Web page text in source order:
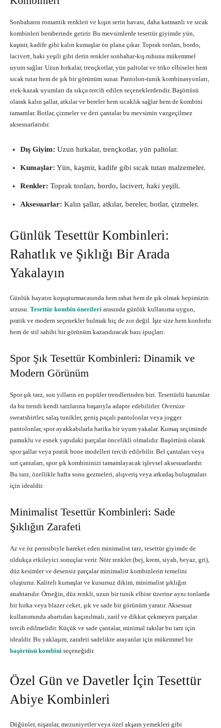
Sonbaharın romantik renkleri ve kışın serin havası, daha katmanlı ve sıcak
kombinleri beraberinde getirir. Bu mevsimlerde tesettür giyimde yün,
kaşmir, kadife gibi kalın kumaşlar ön plana çıkar. Toprak tonları, bordo,
lacivert, haki yeşili gibi derin renkler sonbahar-kış ruhuna mükemmel
uyum sağlar. Uzun hırkalar, trençkotlar, yün paltolar ve triko elbiseler hem
sıcak tutar hem de şık bir görünüm sunar. Pantolon-tunik kombinasyonları,
etek-kazak uyumları da sıkça tercih edilen seçeneklerdendir. Başörtüsü
olarak kalın şallar, atkılar ve bereler hem sıcaklık sağlar hem de kombini
tamamlar. Botlar, çizmeler ve deri çantalar bu mevsimin vazgeçilmez
aksesuarlarıdır.
Dış Giyim: Uzun hırkalar, trençkotlar, yün paltolar.
Kumaşlar: Yün, kaşmir, kadife gibi sıcak tutan malzemeler.
Renkler: Toprak tonları, bordo, lacivert, haki yeşili.
Aksesuarlar: Kalın şallar, atkılar, bereler, botlar, çizmeler.
Günlük Tesettür Kombinleri:
Rahatlık ve Şıklığı Bir Arada
Yakalayın
Günlük hayatın koşuşturmacasında hem rahat hem de şık olmak hepimizin
arzusu. Tesettür kombin önerileri arasında günlük kullanıma uygun,
pratik ve modern seçenekler bulmak hiç de zor değil. İşte size hem konforlu
hem de stil sahibi bir görünüm kazandıracak bazı ipuçları:
Spor Şık Tesettür Kombinleri: Dinamik ve
Modern Görünüm
Spor şık tarz, son yılların en popüler trendlerinden biri. Tesettürlü hanımlar
da bu trendi kendi tarzlarına başarıyla adapte edebilirler. Oversize
sweatshirtler, salaş tunikler, geniş paçalı pantolonlar veya jogger
pantolonlar, spor ayakkabılarla harika bir uyum yakalar. Kumaş seçiminde
pamuklu ve esnek yapıdaki parçalar öncelikli olmalıdır. Başörtüsü olarak
spor şallar veya pratik bone modelleri tercih edilebilir. Bel çantaları veya
sırt çantaları, spor şık kombininizi tamamlayacak işlevsel aksesuarlardır.
Bu tarz, özellikle hafta sonu gezmeleri, alışveriş veya arkadaş buluşmaları
için idealdir.
Minimalist Tesettür Kombinleri: Sade
Şıklığın Zarafeti
Az ve öz prensibiyle hareket eden minimalist tarz, tesettür giyimde de
oldukça etkileyici sonuçlar verir. Nötr renkler (bej, krem, siyah, beyaz, gri),
düz kesimler ve desensiz parçalar minimalist kombinlerin temelini
oluşturur. Kaliteli kumaşlar ve kusursuz dikim, minimalist şıklığın
anahtarıdır. Örneğin, düz renkli, uzun bir tunik elbise üzerine aynı tonlarda
bir hırka veya blazer ceket, şık ve sade bir görünüm yaratır. Aksesuar
kullanımında abartıdan kaçınılmalı, zarif ve dikkat çekmeyen parçalar
tercih edilmelidir. Küçük ve sade çantalar, minimal takılar bu tarz için
idealdir. Bu yaklaşım, zarafeti sadelikte arayanlar için mükemmel bir
başörtüsü kombini seçeneğidir.
Özel Gün ve Davetler İçin Tesettür
Abiye Kombinleri
Düğünler, nişanlar, mezuniyetler veya özel akşam yemekleri gibi